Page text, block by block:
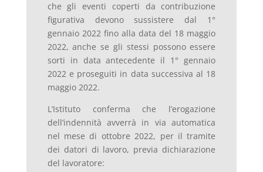
che gli eventi coperti da contribuzione
figurativa devono sussistere dal 1°
gennaio 2022 fino alla data del 18 maggio
2022, anche se gli stessi possono essere
sorti in data antecedente il 1° gennaio
2022 e proseguiti in data successiva al 18
maggio 2022.
L’Istituto conferma che l’erogazione
dell’indennità avverrà in via automatica
nel mese di ottobre 2022, per il tramite
dei datori di lavoro, previa dichiarazione
del lavoratore: